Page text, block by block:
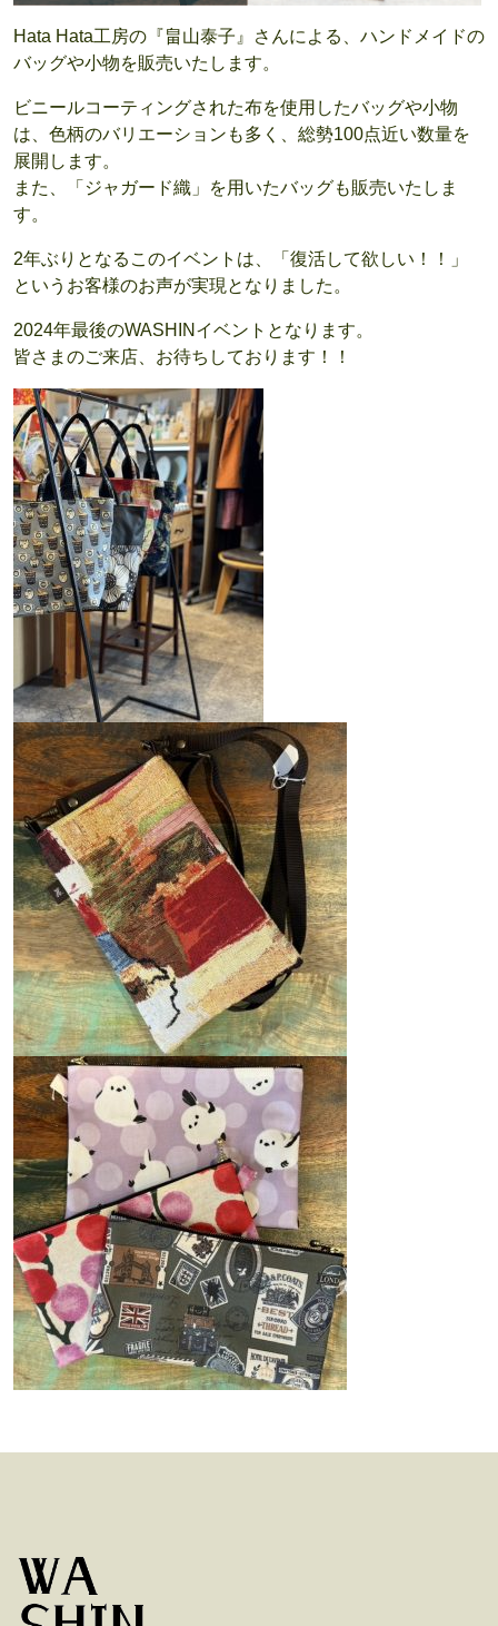
Hata Hata工房の『畠山泰子』さんによる、ハンドメイドの
バッグや小物を販売いたします。
ビニールコーティングされた布を使用したバッグや小物
は、色柄のバリエーションも多く、総勢100点近い数量を
展開します。
また、「ジャガード織」を用いたバッグも販売いたしま
す。
2年ぶりとなるこのイベントは、「復活して欲しい！！」
というお客様のお声が実現となりました。
2024年最後のWASHINイベントとなります。
皆さまのご来店、お待ちしております！！